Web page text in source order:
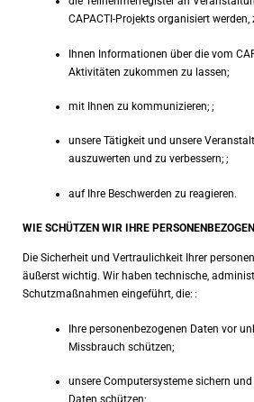
CAPACTI-Projekts organisiert werden,
Ihnen Informationen über die vom
Aktivitäten zukommen zu lassen;
mit Ihnen zu kommunizieren; ;
unsere Tätigkeit und unsere
auszuwerten und zu verbessern; ;
auf Ihre Beschwerden zu reagieren.
WIE SCHÜTZEN WIR IHRE
Die Sicherheit und Vertraulichkeit Ihrer
äußerst wichtig. Wir haben technische,
Schutzmaßnahmen eingeführt, die: :
Ihre personenbezogenen Daten vor
Missbrauch schützen;
unsere Computersysteme sichern
Daten schützen;